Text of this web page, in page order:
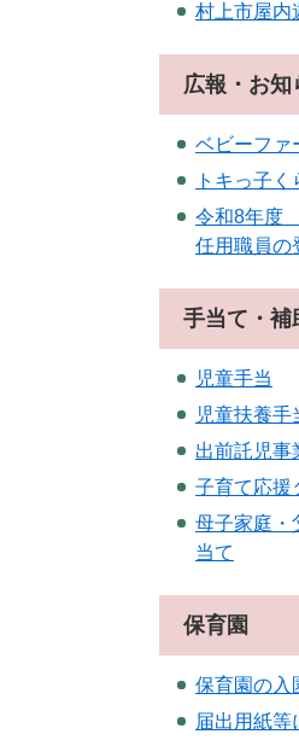
村上市屋内
広報・お知
ベビーファ
トキっ子く
令和8年度
任用職員の
手当て・補
児童手当
児童扶養手
出前託児事
子育て応援
母子家庭・
当て
保育園
保育園の入
届出用紙等